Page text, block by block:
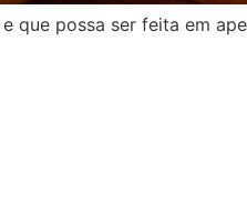
que possa ser feita em